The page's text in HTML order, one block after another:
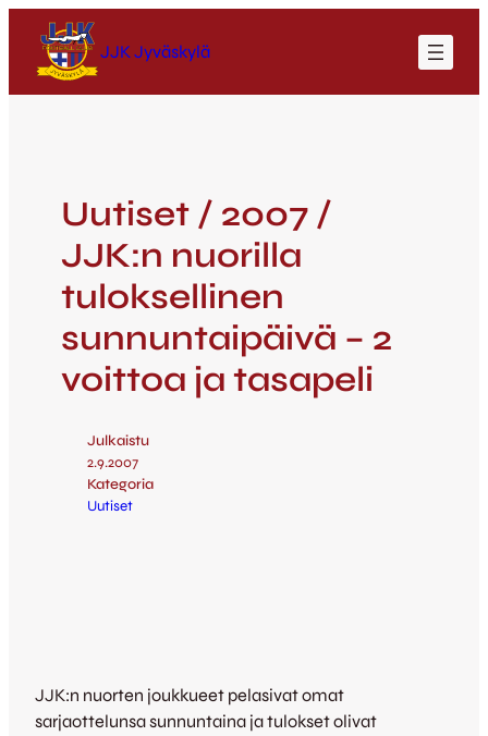
JJK Jyväskylä
Uutiset / 2007 /
JJK:n nuorilla
tuloksellinen
sunnuntaipäivä – 2
voittoa ja tasapeli
Julkaistu
2.9.2007
Kategoria
Uutiset
JJK:n nuorten joukkueet pelasivat omat
sarjaottelunsa sunnuntaina ja tulokset olivat